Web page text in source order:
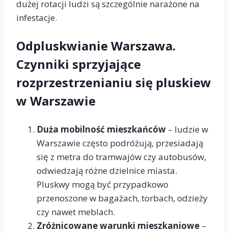
dużej rotacji ludzi są szczególnie narażone na
infestacje.
Odpluskwianie Warszawa.
Czynniki sprzyjające
rozprzestrzenianiu się pluskiew
w Warszawie
Duża mobilność mieszkańców – ludzie w
Warszawie często podróżują, przesiadają
się z metra do tramwajów czy autobusów,
odwiedzają różne dzielnice miasta.
Pluskwy mogą być przypadkowo
przenoszone w bagażach, torbach, odzieży
czy nawet meblach.
Zróżnicowane warunki mieszkaniowe –